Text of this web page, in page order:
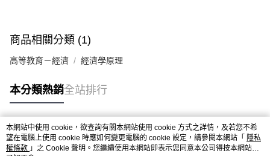
商品相關分類 (1)
高等教育－經濟 經濟學原理
本分類熱銷全站排行
熱門標籤
本網站中使用 cookie，欲查詢有關本網站使用 cookie 方式之詳情，及若您不希
望在電腦上使用 cookie 時應如何變更電腦的 cookie 設定，請參閱本網站「 隱私
權條款 」之 Cookie 聲明。您繼續使用本網站即表示您同意本公司得按本網站使